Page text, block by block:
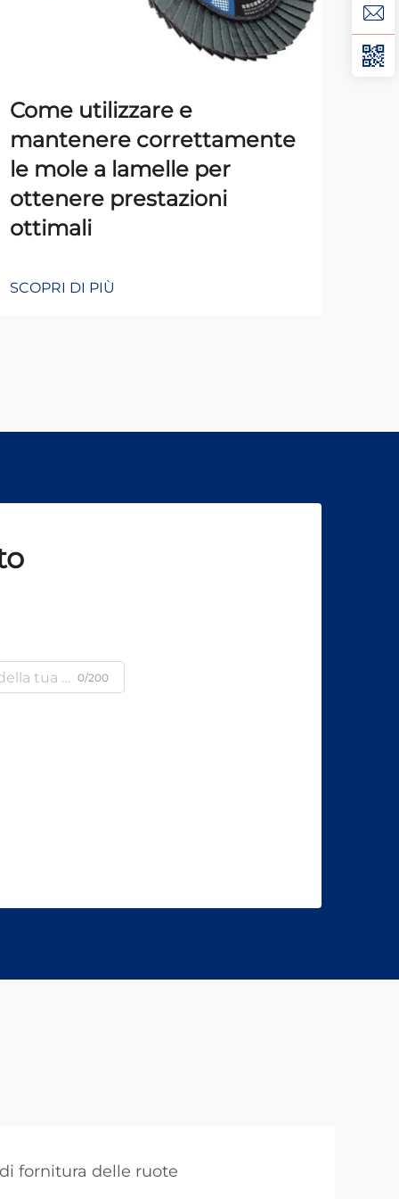
Come utilizzare e
mantenere correttamente
le mole a lamelle per
ottenere prestazioni
ottimali
SCOPRI DI PIÙ
0/200
fornitura delle ruote